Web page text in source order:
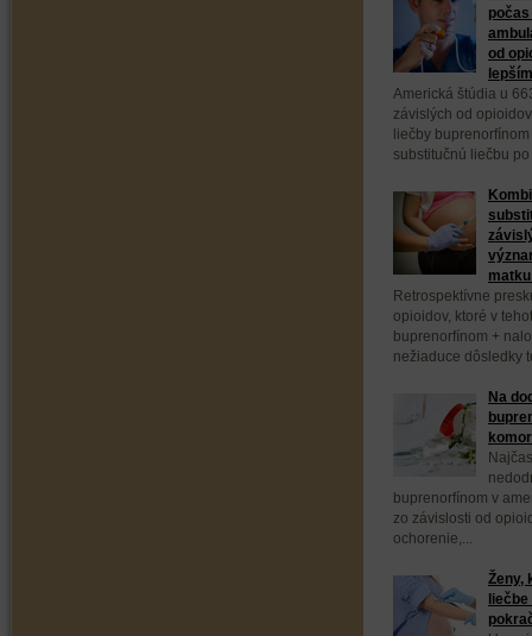
od
Americká štúdia u
závislých od
liečby
substitučnú liečbu
Retrospektívne
opioidov, ktoré v
buprenorfínom +
nežiaduce dôsledky
Na
buprenorfínom v
zo závislosti od
ochorenie,...
Ženy,
liečbe